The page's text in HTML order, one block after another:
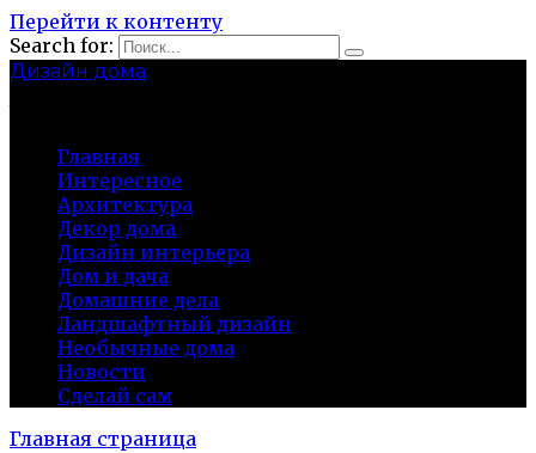
Перейти к контенту
Search for:
Дизайн дома
Главная
Интересное
Архитектура
Декор дома
Дизайн интерьера
Дом и дача
Домашние дела
Ландшафтный дизайн
Необычные дома
Новости
Сделай сам
Главная страница